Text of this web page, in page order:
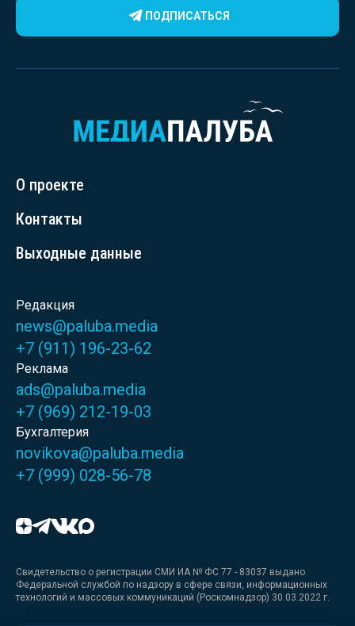
ПОДПИСАТЬСЯ
О проекте
Контакты
Выходные данные
Редакция
news@paluba.media
+7 (911) 196-23-62
Реклама
ads@paluba.media
+7 (969) 212-19-03
Бухгалтерия
novikova@paluba.media
+7 (999) 028-56-78
Свидетельство о регистрации СМИ ИА № ФС 77 - 83037 выдано
Федеральной службой по надзору в сфере связи, информационных
технологий и массовых коммуникаций (Роскомнадзор) 30.03.2022 г.